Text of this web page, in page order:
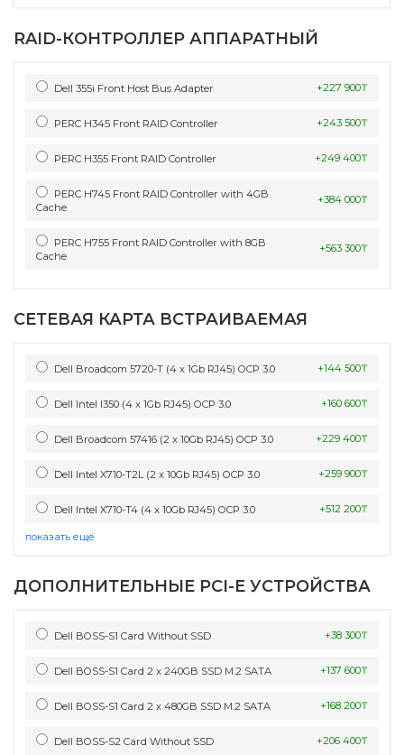
RAID-КОНТРОЛЛЕР АППАРАТНЫЙ
Dell 355i Front Host Bus Adapter +227 900₸
PERC H345 Front RAID Controller +243 500₸
PERC H355 Front RAID Controller +249 400₸
PERC H745 Front RAID Controller with 4GB
Cache
+384 000₸
PERC H755 Front RAID Controller with 8GB
Cache
+563 300₸
СЕТЕВАЯ КАРТА ВСТРАИВАЕМАЯ
Dell Broadcom 5720-T (4 x 1Gb RJ45) OCP 3.0 +144 500₸
Dell Intel I350 (4 x 1Gb RJ45) OCP 3.0 +160 600₸
Dell Broadcom 57416 (2 x 10Gb RJ45) OCP 3.0 +229 400₸
Dell Intel X710-T2L (2 x 10Gb RJ45) OCP 3.0 +259 900₸
Dell Intel X710-T4 (4 x 10Gb RJ45) OCP 3.0 +512 200₸
показать ещё
ДОПОЛНИТЕЛЬНЫЕ PCI-E УСТРОЙСТВА
Dell BOSS-S1 Card Without SSD +38 300₸
Dell BOSS-S1 Card 2 x 240GB SSD M.2 SATA +137 600₸
Dell BOSS-S1 Card 2 x 480GB SSD M.2 SATA +168 200₸
Dell BOSS-S2 Card Without SSD +206 400₸